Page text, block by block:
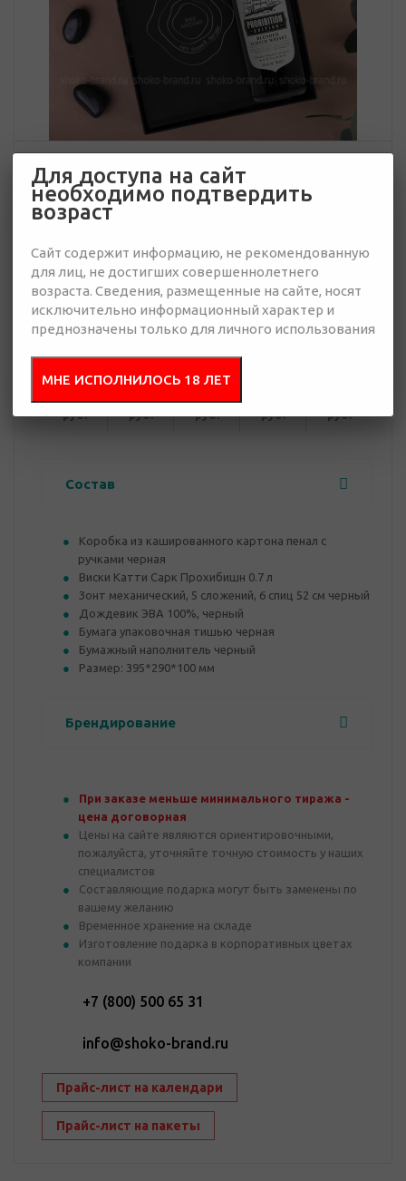
11 756 руб.
Много
запрос
Добавить в
презентацию
руб.
руб.
руб.
руб.
руб.
Состав
Коробка из кашированного картона пенал с
ручками черная
Виски Катти Сарк Прохибишн 0.7 л
Зонт механический, 5 сложений, 6 спиц 52 см черный
Дождевик ЭВА 100%, черный
Бумага упаковочная тишью черная
Бумажный наполнитель черный
Размер: 395*290*100 мм
Брендирование
При заказе меньше минимального тиража -
цена договорная
Цены на сайте являются ориентировочными,
пожалуйста, уточняйте точную стоимость у наших
специалистов
Составляющие подарка могут быть заменены по
вашему желанию
Временное хранение на складе
Изготовление подарка в корпоративных цветах
компании
+7 (800) 500 65 31
info@shoko-brand.ru
Прайс-лист на календари
Прайс-лист на пакеты
Для доступа на сайт
необходимо подтвердить
возраст
Сайт содержит информацию, не рекомендованную
для лиц, не достигших совершеннолетнего
возраста. Сведения, размещенные на сайте, носят
исключительно информационный характер и
преднозначены только для личного использования
МНЕ ИСПОЛНИЛОСЬ 18 ЛЕТ